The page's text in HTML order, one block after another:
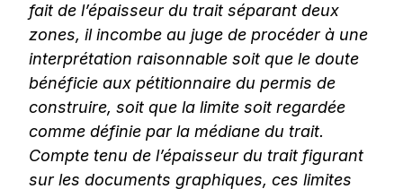
fait de l’épaisseur du trait séparant deux
zones, il incombe au juge de procéder à une
interprétation raisonnable soit que le doute
bénéficie aux pétitionnaire du permis de
construire, soit que la limite soit regardée
comme définie par la médiane du trait.
Compte tenu de l’épaisseur du trait figurant
sur les documents graphiques, ces limites